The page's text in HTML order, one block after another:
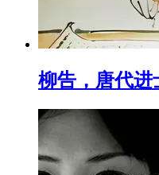
柳告，唐代进